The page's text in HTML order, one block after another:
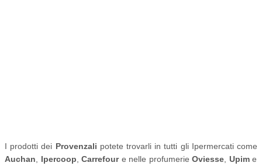
I prodotti dei Provenzali potete trovarli in tutti gli Ipermercati come
Auchan
Ipercoop ,Carrefoure nelle profumerieOviesse Upime